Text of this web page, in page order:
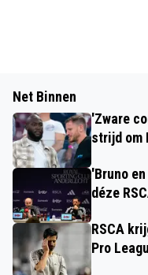
Net Binnen
'Zware
strijd om
'Bruno
déze
RSCA
Pro